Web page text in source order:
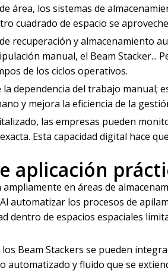
área, los sistemas de
cuadrado de espacio se
recuperación y almacenamiento
manual, el Beam Stacker...
de los ciclos operativos.
dependencia del trabajo manual;
y mejora la eficiencia de la
las empresas pueden
Esta capacidad digital hace
aplicación
en áreas de
automatizar los procesos de
dentro de espacios espaciales
Beam Stackers se pueden
y fluido que se